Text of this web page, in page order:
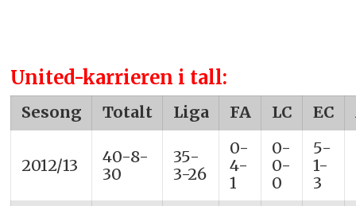
United-karrieren i tall:
Sesong Totalt Liga FA LC EC
2012/13
40-8-
30
35-
3-26
0-
4-
1
0-
0-
0
5-
1-
3